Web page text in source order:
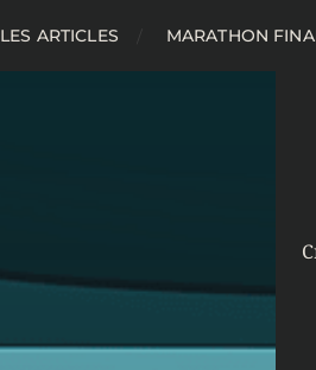
LES ARTICLES MARATHON